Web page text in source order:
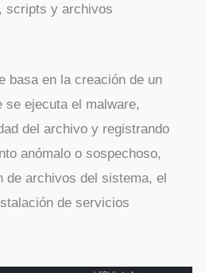
scripts y archivos
basa en la creación de un
se ejecuta el malware,
del archivo y registrando
anómalo o sospechoso,
de archivos del sistema, el
de servicios